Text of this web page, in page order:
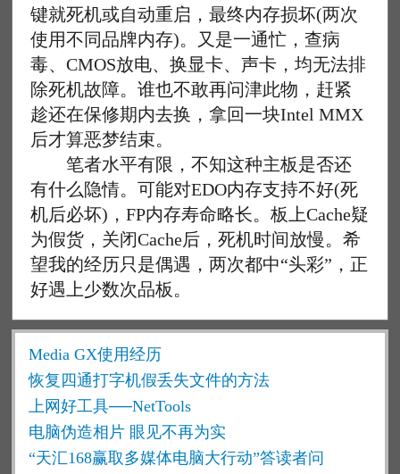
键就死机或自动重启，最终内存损坏(两次
使用不同品牌内存)。又是一通忙，查病
毒、CMOS放电、换显卡、声卡，均无法排
除死机故障。谁也不敢再问津此物，赶紧
趁还在保修期内去换，拿回一块Intel MMX
后才算恶梦结束。
笔者水平有限，不知这种主板是否还
有什么隐情。可能对EDO内存支持不好(死
机后必坏)，FP内存寿命略长。板上Cache疑
为假货，关闭Cache后，死机时间放慢。希
望我的经历只是偶遇，两次都中“头彩”，正
好遇上少数次品板。
Media GX使用经历
恢复四通打字机假丢失文件的方法
上网好工具──NetTools
电脑伪造相片 眼见不再为实
“天汇168赢取多媒体电脑大行动”答读者问